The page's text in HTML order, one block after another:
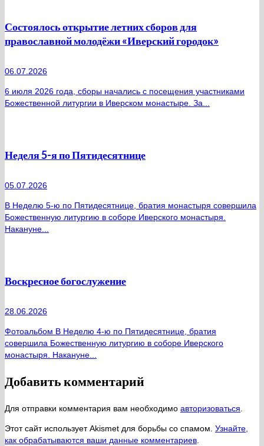
Состоялось открытие летних сборов для
православной молодёжи «Иверский городок»
06.07.2026
6 июля 2026 года, сборы начались с посещения участниками
Божественной литургии в Иверском монастыре. За...
Неделя 5-я по Пятидесятнице
05.07.2026
В Неделю 5-ю по Пятидесятнице, братия монастыря совершила
Божественную литургию в соборе Иверского монастыря.
Накануне...
Воскресное богослужение
28.06.2026
Фотоальбом В Неделю 4-ю по Пятидесятнице, братия
совершила Божественную литургию в соборе Иверского
монастыря. Накануне...
Добавить комментарий
Для отправки комментария вам необходимо авторизоваться.
Этот сайт использует Akismet для борьбы со спамом. Узнайте,
как обрабатываются ваши данные комментариев.